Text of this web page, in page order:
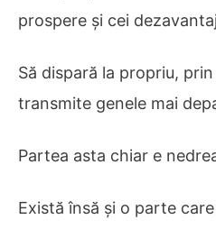
prospere și cei
Să dispară la propriu,
transmite genele mai
Partea asta chiar e
Există însă și o parte